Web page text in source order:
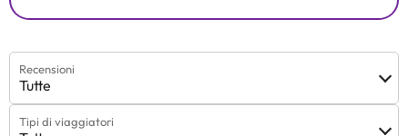
Recensioni
Tutte
Tipi di viaggiatori